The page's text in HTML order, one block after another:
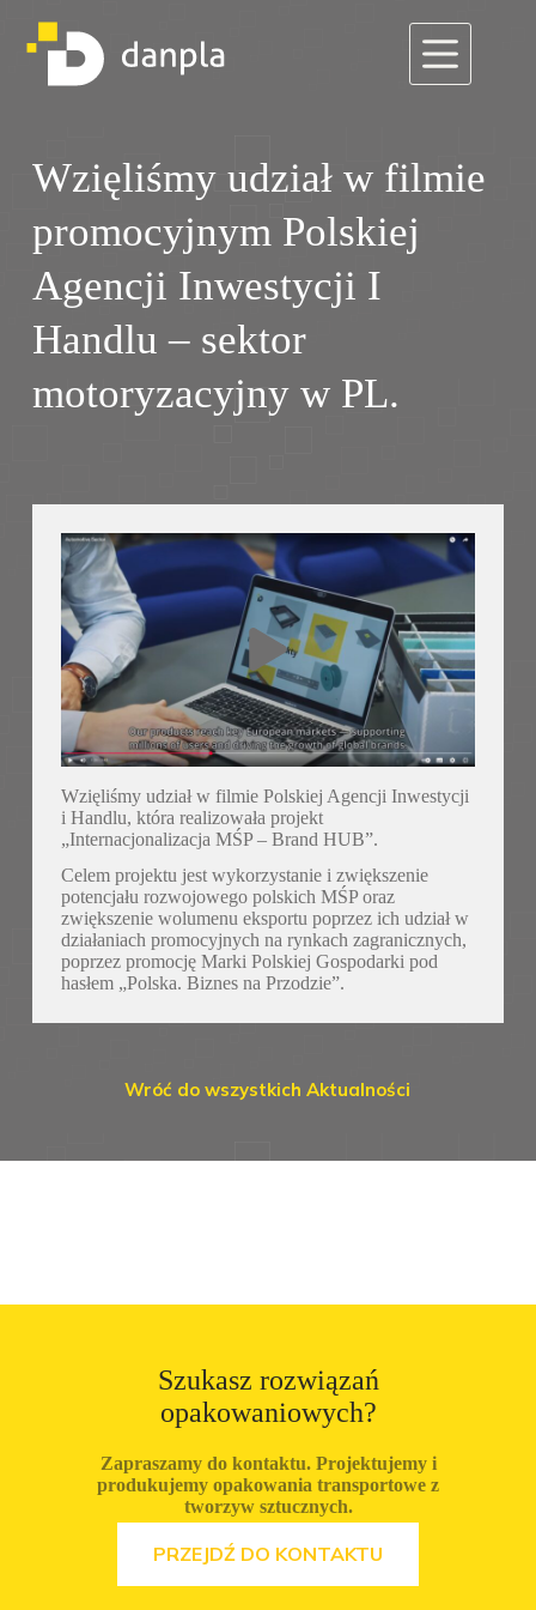
treści
Wzięliśmy udział w filmie promocyjnym PAIH – polski sektor
motoryzacyjny
Wzięliśmy udział w filmie
promocyjnym Polskiej
Agencji Inwestycji I
Handlu – sektor
motoryzacyjny w PL.
Wzięliśmy udział w filmie Polskiej Agencji Inwestycji
i Handlu, która realizowała projekt
„Internacjonalizacja MŚP – Brand HUB”.
Celem projektu jest wykorzystanie i zwiększenie
potencjału rozwojowego polskich MŚP oraz
zwiększenie wolumenu eksportu poprzez ich udział w
działaniach promocyjnych na rynkach zagranicznych,
poprzez promocję Marki Polskiej Gospodarki pod
hasłem „Polska. Biznes na Przodzie”.
Wróć do wszystkich Aktualności
Szukasz rozwiązań
opakowaniowych?
Zapraszamy do kontaktu. Projektujemy i
produkujemy opakowania transportowe z
tworzyw sztucznych.
ZOBACZ OFERTĘ
PRZEJDŹ DO KONTAKTU